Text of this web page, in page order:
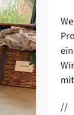
mit
//